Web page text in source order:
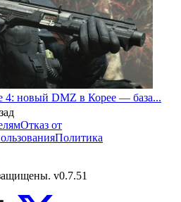
4: новый DMZ в Корее — база...
Отказ от
Политика
v0.7.51